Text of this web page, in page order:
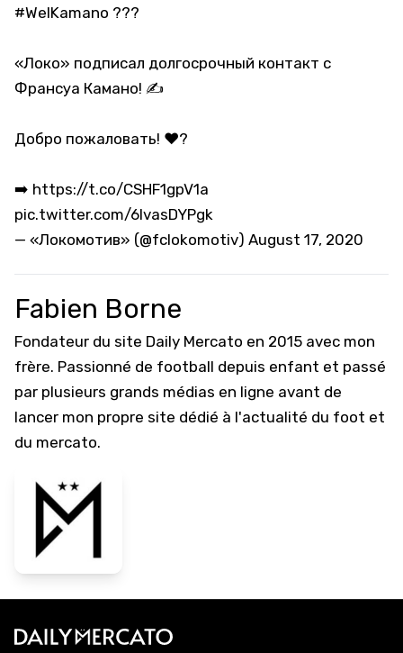
#WelKamano ???
«Локо» подписал долгосрочный контакт с
Франсуа Камано! ✍️
Добро пожаловать! ❤️?
➡️ https://t.co/CSHF1gpV1a
pic.twitter.com/6lvasDYPgk
— «Локомотив» (@fclokomotiv) August 17, 2020
Fabien Borne
Fondateur du site Daily Mercato en 2015 avec mon
frère. Passionné de football depuis enfant et passé
par plusieurs grands médias en ligne avant de
lancer mon propre site dédié à l'actualité du foot et
du mercato.